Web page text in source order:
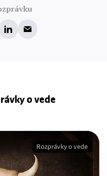
o vede
Rozprávky o vede